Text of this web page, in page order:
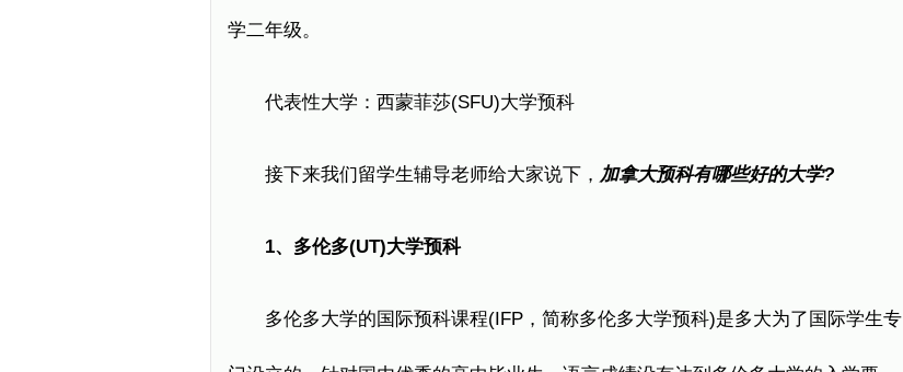
学二年级。
代表性大学：西蒙菲莎(SFU)大学预科
接下来我们留学生辅导老师给大家说下， 加拿大预科有哪些好的大学?
1、多伦多(UT)大学预科
多伦多大学的国际预科课程(IFP，简称多伦多大学预科)是多大为了国际学生专